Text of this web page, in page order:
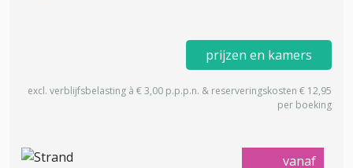
prijzen en kamers
excl. verblijfsbelasting à € 3,00 p.p.p.n. & reserveringskosten € 12,95
per boeking
vanaf